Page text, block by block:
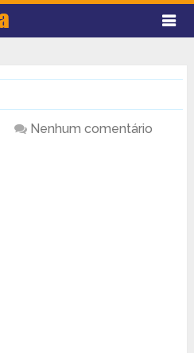
Nenhum comentário